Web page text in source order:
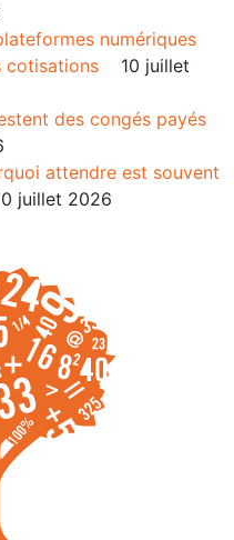
numériques
cotisations
10 juillet
des congés payés
attendre est souvent
juillet 2026